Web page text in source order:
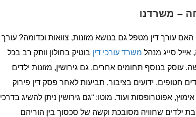
– משרדנו
האם עורך דין מטפל גם בנושא מזונות, צוואות וכדומה? עורך
אייל סייג מנהל משרד עורכי דין בוטיק בחולון וותק רב בכל
עוסק בנוסף תחומים אחרים, גם גירושין, מזונות ילדים
חטופים, ידועים בציבור, תביעות לאחר פסק דין פירוק
אפוטרופסות ועוד. מוטו: “גם גירושין ניתן להשיג בדרכי
ילדים שחוויה מסובכת וקשה של סכסוך בין הוריהם